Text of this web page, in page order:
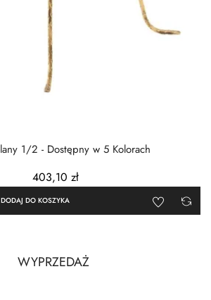
Stolik Szklany 1/2 - Dostępny w 5 Kolorach
403,10 zł
DODAJ DO KOSZYKA
WYPRZEDAŻ